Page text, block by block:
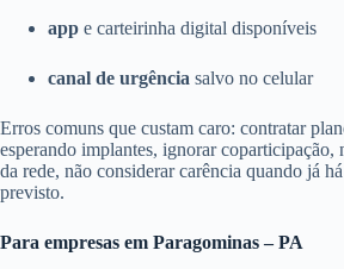
app e carteirinha digital disponíveis
canal de urgência salvo no celular
Erros comuns que custam caro: contratar
esperando implantes, ignorar coparticipação,
da rede, não considerar carência quando já
previsto.
Para empresas em Paragominas – PA